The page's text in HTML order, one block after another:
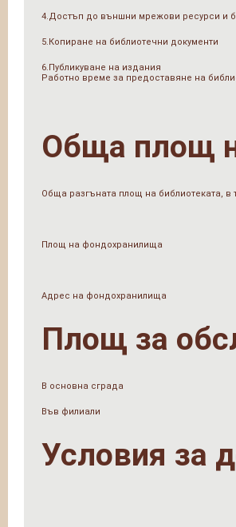
4.Достъп до външни мрежови ресурси и
5.Копиране на библиотечни документи
6.Публикуване на издания
Работно време за предоставяне на
Обща площ
Обща разгъната площ на библиотеката, в
Площ на фондохранилища
Адрес на фондохранилища
Площ за
В основна сграда
Във филиали
Условия за